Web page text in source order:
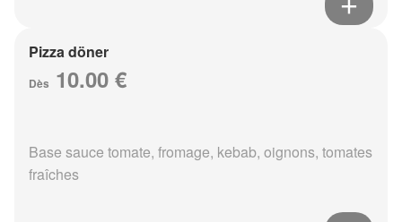
Pizza döner
Dès 10.00 €
Base sauce tomate, fromage, kebab, oignons, tomates
fraîches